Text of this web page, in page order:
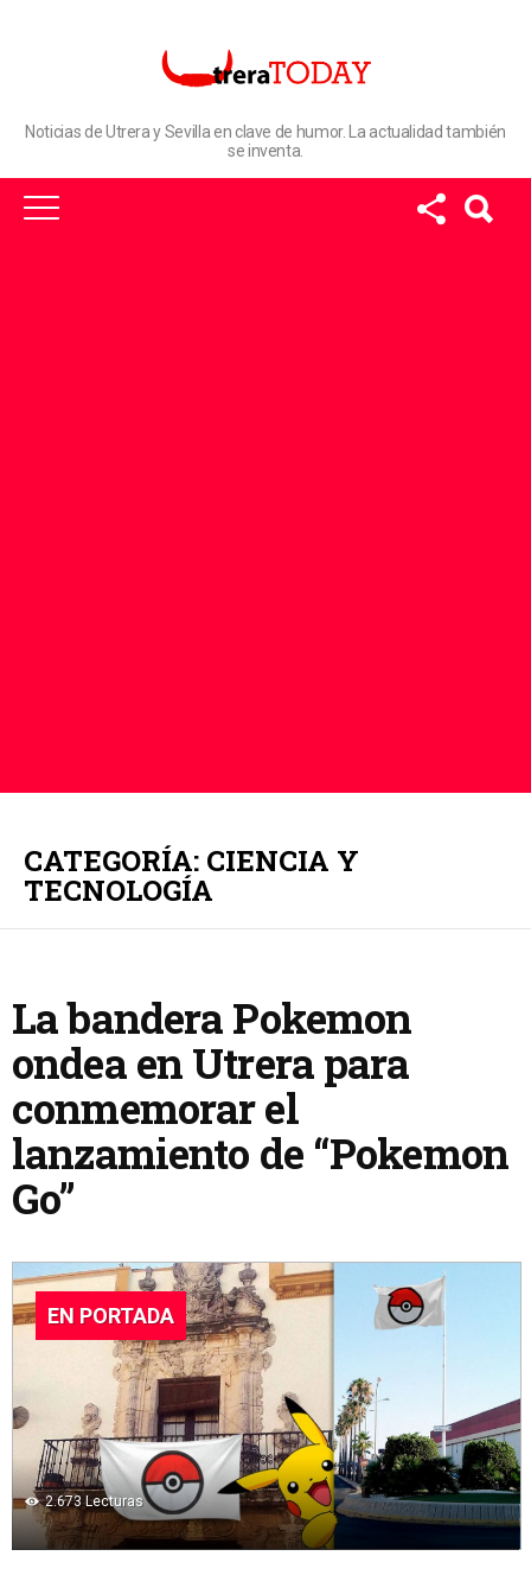
Noticias de Utrera y Sevilla en clave de humor. La actualidad también
se inventa.
CATEGORÍA: CIENCIA Y
TECNOLOGÍA
La bandera Pokemon
ondea en Utrera para
conmemorar el
lanzamiento de “Pokemon
Go”
EN PORTADA
2.673Lecturas